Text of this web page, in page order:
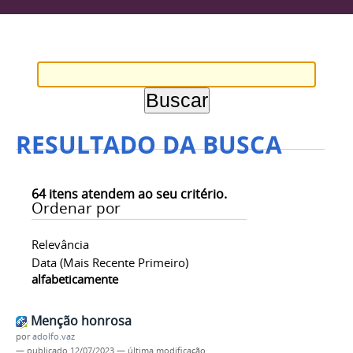
RESULTADO DA BUSCA
64itens atendem ao seu critério.
Ordenar por
Relevância
Data (mais Recente Primeiro)
alfabeticamente
Menção honrosa
poradolfo.vaz